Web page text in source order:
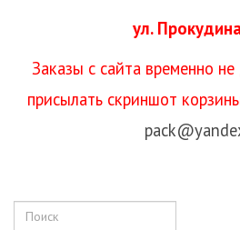
ул.
Заказы с сайта временно
присылать скриншот
Поиск